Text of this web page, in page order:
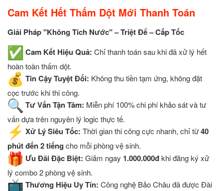
Cam Kết Hết Thấm Dột Mới Thanh Toán
Giải Pháp "Không Tích Nước" – Triệt Để – Cấp Tốc
Cam Kết Hiệu Quả: Chỉ thanh toán sau khi đã xử lý hết
hoàn toàn thấm dột.
Tin Cậy Tuyệt Đối: Không thu tiền tạm ứng, không đặt
cọc trước khi thi công.
Tư Vấn Tận Tâm: Miễn phí 100% chi phí khảo sát và tư
vấn dựa trên nguyên lý logic thực tế.
Xử Lý Siêu Tốc: Thời gian thi công cực nhanh, chỉ từ40
phút đến 2 tiếng cho mỗi phòng vệ sinh.
Ưu Đãi Đặc Biệt: Giảm ngay 1.000.000đkhi đăng ký xử
lý combo 2 phòng vệ sinh.
Thương Hiệu Uy Tín: Công nghệ Bảo Châu đã được Đài